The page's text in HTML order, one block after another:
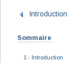
Introduction
Sommaire
1 - Introduction